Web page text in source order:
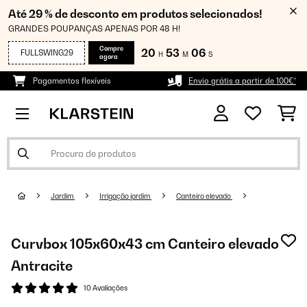
Até 29 % de desconto em produtos selecionados!
GRANDES POUPANÇAS APENAS POR 48 H!
FULLSWING29
Compre
agora
20 H 53 M 06 S
Pagamentos flexíveis Envio grátis a partir de 100€*
Jardim Irrigação jardim Canteiro elevado
Curvbox 105x60x43 cm Canteiro elevado
Antracite
10 Avaliações